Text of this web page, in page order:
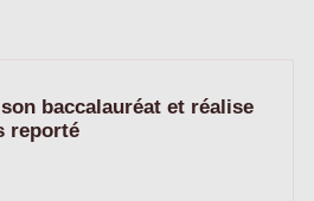
baccalauréat et réalise
reporté